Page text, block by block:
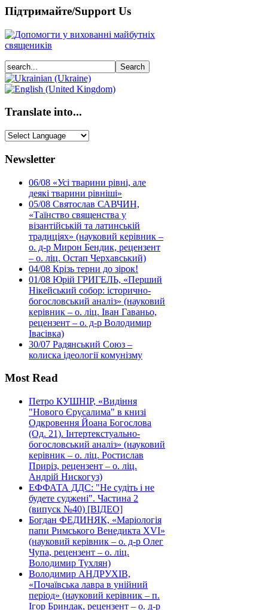
Підтримайте/Support Us
Translate into...
Newsletter
06/08 «Усі тварини рівні, але
деякі тварини рівніші»
05/08 Святослав САВЧИН,
«Таїнство священства у
візантійській та латинській
традиціях» (науковий керівник –
о. д-р Мирон Бендик, рецензент
– о. ліц. Остап Черхавський)
04/08 Крізь терни до зірок!
01/08 Юрій ГРИГЕЛЬ, «Перший
Нікейський собор: історично-
богословський аналіз» (науковий
керівник – о. ліц. Іван Гаваньо,
рецензент – о. д-р Володимир
Івасівка)
30/07 Радянський Союз –
колиска ідеології комунізму
Most Read
Петро КУШНІР, «Видіння
"Нового Єрусалима" в книзі
Одкровення Йоана Богослова
(Од. 21). Інтертекстуально-
богословський аналіз» (науковий
керівник – о. ліц. Ростислав
Приріз, рецензент – о. ліц.
Андрій Нискогуз)
ЕФФАТА ДДС: "Не судіть і не
будете суджені". Частина 2
(випуск №40) [ВІДЕО]
Богдан ФЕДИНЯК, «Маріологія
папи Римського Венедикта XVI»
(науковий керівник – о. д-р Олег
Чупа, рецензент – о. ліц.
Володимир Тухлян)
Володимир АНДРУХІВ,
«Почаївська лавра в унійний
період» (науковий керівник – п.
Ігор Бриндак, рецензент – о. д-р